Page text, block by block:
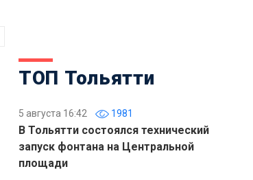
ТОП Тольятти
5 августа 16:42 1981
В Тольятти состоялся технический
запуск фонтана на Центральной
площади